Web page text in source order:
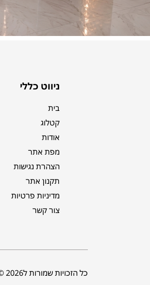
ניווט כללי
בית
קטלוג
אודות
מפת אתר
הצהרת נגישות
תקנון אתר
מדיניות פרטיות
צור קשר
כל הזכויות שמורות לHome21 © 2026